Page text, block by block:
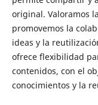
original. Valoramos
promovemos la
ideas y la
ofrece flexibilidad
contenidos, con el
conocimientos y la